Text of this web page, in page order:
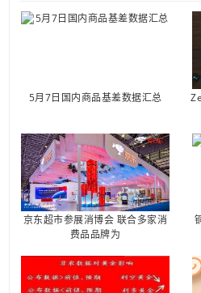
5月7日国内商品基差数据汇总
京东超市参展消博会 联合多家消
费品品牌为